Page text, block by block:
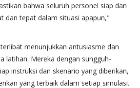
bahwa seluruh personel siap dan
dan tepat dalam situasi apapun,"
menunjukkan antusiasme dan
latihan. Mereka dengan sungguh-
instruksi dan skenario yang diberikan,
yang terbaik dalam setiap simulasi.